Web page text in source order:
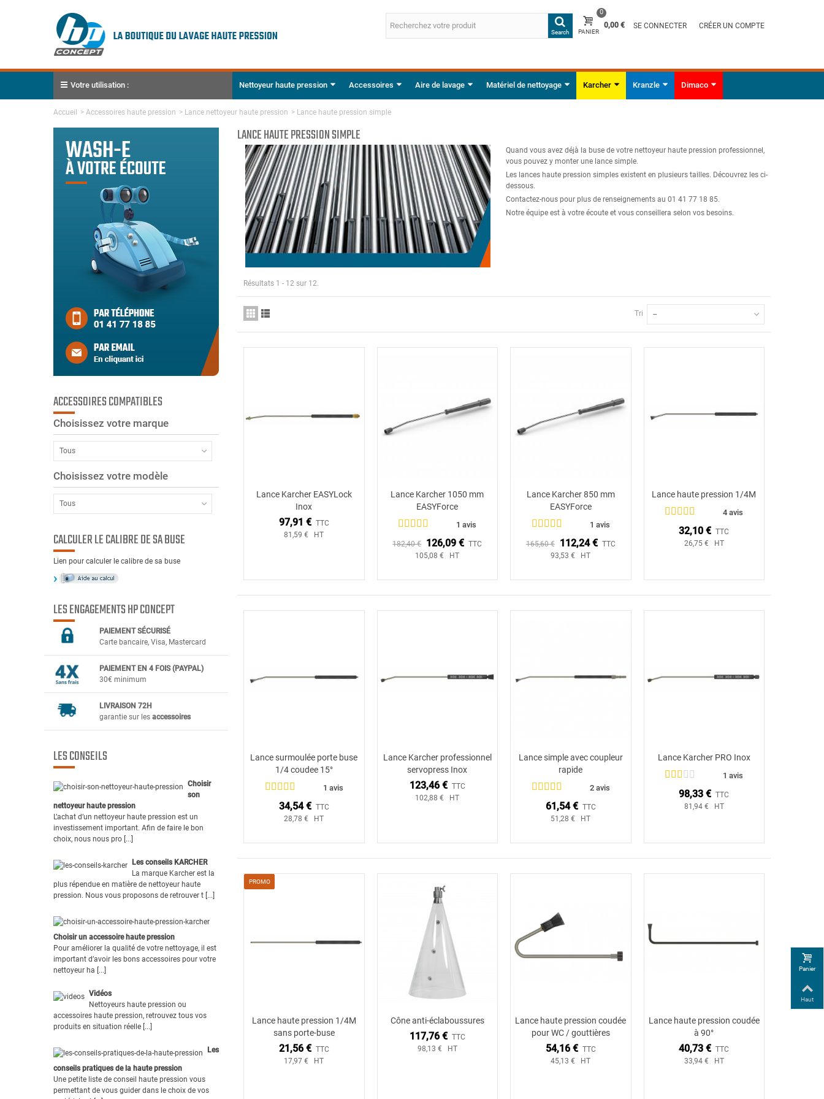
Search PANIER
0
0,00 € SE CONNECTER CRÉER UN COMPTE
Votre utilisation : Nettoyeur haute pression Accessoires Aire de lavage Matériel de nettoyage Karcher Kranzle Dimaco
Accueil > Accessoires haute pression > Lance nettoyeur haute pression > Lance haute pression simple
ACCESSOIRES COMPATIBLES
Choisissez votre marque
Tous
Choisissez votre modèle
Tous
CALCULER LE CALIBRE DE SA BUSE
Lien pour calculer le calibre de sa buse
LES ENGAGEMENTS HP CONCEPT
PAIEMENT SÉCURISÉ
Carte bancaire, Visa, Mastercard
PAIEMENT EN 4 FOIS (PAYPAL)
30€ minimum
LIVRAISON 72H
garantie sur les accessoires
LES CONSEILS
Choisir
son
nettoyeur haute pression
L’achat d’un nettoyeur haute pression est un
investissement important. Afin de faire le bon
choix, nous nous pro [...]
Les conseils KARCHER
La marque Karcher est la
plus répendue en matière de nettoyeur haute
pression. Nous vous proposons de retrouver t [...]
Choisir un accessoire haute pression
Pour améliorer la qualité de votre nettoyage, il est
important d’avoir les bons accessoires pour votre
nettoyeur ha [...]
Vidéos
Nettoyeurs haute pression ou
accessoires haute pression, retrouvez tous vos
produits en situation réelle [...]
Les
conseils pratiques de la haute pression
Une petite liste de conseil haute pression vous
permettant de vous guider dans le choix de vos
LANCE HAUTE PRESSION SIMPLE
Quand vous avez déjà la buse de votre nettoyeur haute pression professionnel,
vous pouvez y monter une lance simple.
Les lances haute pression simples existent en plusieurs tailles. Découvrez les ci-
dessous.
Contactez-nous pour plus de renseignements au 01 41 77 18 85.
Notre équipe est à votre écoute et vous conseillera selon vos besoins.
Résultats 1 - 12 sur 12.
Tri --
Ajouter au panier
Lance Karcher EASYLock
Inox
97,91 € TTC
81,59 € HT
Ajouter au panier
Lance Karcher 1050 mm
EASYForce
1 avis
182,40 € 126,09 € TTC
105,08 € HT
Ajouter au panier
Lance Karcher 850 mm
EASYForce
1 avis
165,60 € 112,24 € TTC
93,53 € HT
Ajouter au panier
Lance haute pression 1/4M
4 avis
32,10 € TTC
26,75 € HT
Ajouter au panier
Lance surmoulée porte buse
1/4 coudee 15°
1 avis
34,54 € TTC
28,78 € HT
Ajouter au panier
Lance Karcher professionnel
servopress Inox
123,46 € TTC
102,88 € HT
Ajouter au panier
Lance simple avec coupleur
rapide
2 avis
61,54 € TTC
51,28 € HT
Ajouter au panier
Lance Karcher PRO Inox
1 avis
98,33 € TTC
81,94 € HT
PROMO
Ajouter au panier
Lance haute pression 1/4M
sans porte-buse
21,56 € TTC
17,97 € HT
Ajouter au panier
Cône anti-éclaboussures
117,76 € TTC
98,13 € HT
Ajouter au panier
Lance haute pression coudée
pour WC / gouttières
54,16 € TTC
45,13 € HT
Ajouter au panier
Lance haute pression coudée
à 90°
40,73 € TTC
33,94 € HT
Panier
Haut